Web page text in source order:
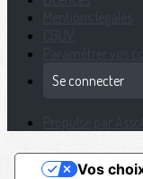
Se connecter
Vos